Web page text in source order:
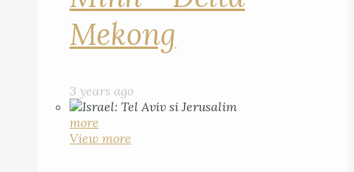
Mekong
3 years ago
more
View more